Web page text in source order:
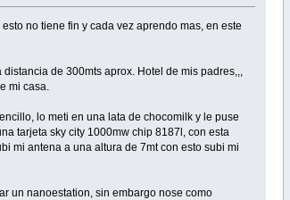
no tiene fin y cada vez aprendo mas, en este
de 300mts aprox. Hotel de mis padres,,,
mi casa.
lo meti en una lata de chocomilk y le puse
tarjeta sky city 1000mw chip 8187l, con esta
mi antena a una altura de 7mt con esto subi mi
un nanoestation, sin embargo nose como